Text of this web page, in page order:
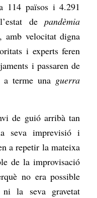
114 països i 4.291
depandèmia
amb velocitat digna
i experts feren
i passaren de
a terme una guerra
de guió arribà tan
seva imprevisió i
a repetir la mateixa
de la improvisació
no era possible
ni la seva gravetat